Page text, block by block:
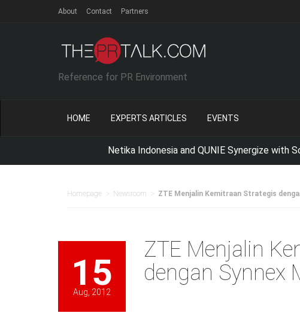
About Contact Partners
Reference for PR Environment
HOME EXPERTS ARTICLES EVENTS
Netika Indonesia and QUNIE Synergize with School of
Homepage Newsroom ZTE Menjalin Kemitraan Strategis
15
Aug, 2012
ZTE Menjalin
dengan Synnex